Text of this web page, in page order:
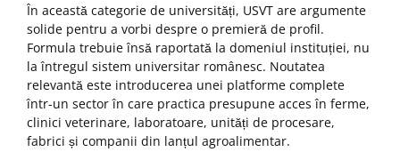
În această categorie de universități, USVT are argumente
solide pentru a vorbi despre o premieră de profil.
Formula trebuie însă raportată la domeniul instituției, nu
la întregul sistem universitar românesc. Noutatea
relevantă este introducerea unei platforme complete
într-un sector în care practica presupune acces în ferme,
clinici veterinare, laboratoare, unități de procesare,
fabrici și companii din lanțul agroalimentar.